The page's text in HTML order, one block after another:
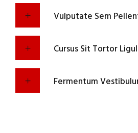
Vulputate Sem
Cursus Sit Tortor
Fermentum